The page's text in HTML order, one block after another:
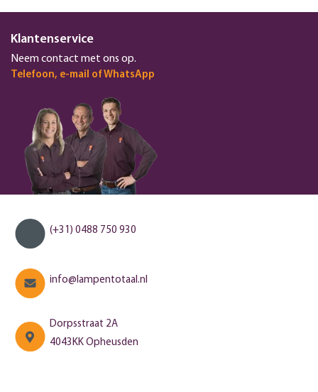
Klantenservice
Neem contact met ons op.
Telefoon, e-mail of WhatsApp
(+31) 0488 750 930
info@lampentotaal.nl
Dorpsstraat 2A
4043KK Opheusden